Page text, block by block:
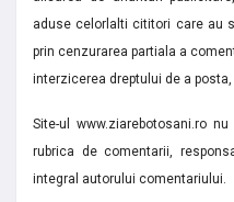
aduse celorlalti cititori care au
prin cenzurarea partiala a
interzicerea dreptului de a posta,
Site-ul www.ziarebotosani.ro
rubrica de comentarii,
integral autorului comentariului.